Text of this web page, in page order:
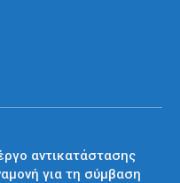
αντικατάστασης
για τη σύμβαση